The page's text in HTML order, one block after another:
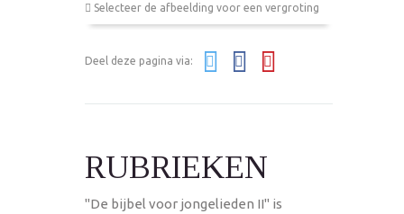
Selecteer de afbeelding voor een vergroting
Deel deze pagina via:
RUBRIEKEN
"De bijbel voor jongelieden II" is